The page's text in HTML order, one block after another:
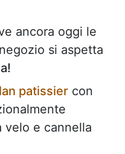
ancora oggi le
si aspetta
patissier con
velo e cannella